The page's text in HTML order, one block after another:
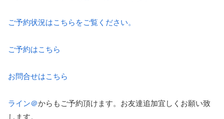
ご予約状況はこちらをご覧ください。
ご予約はこちら
お問合せはこちら
ライン＠からもご予約頂けます。お友達追加宜しくお願い致
します。